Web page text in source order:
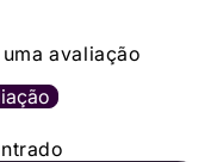
avaliação